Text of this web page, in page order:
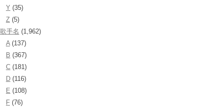
Y (35)
Z (5)
歌手名 (1,962)
A (137)
B (367)
C (181)
D (116)
E (108)
F (76)